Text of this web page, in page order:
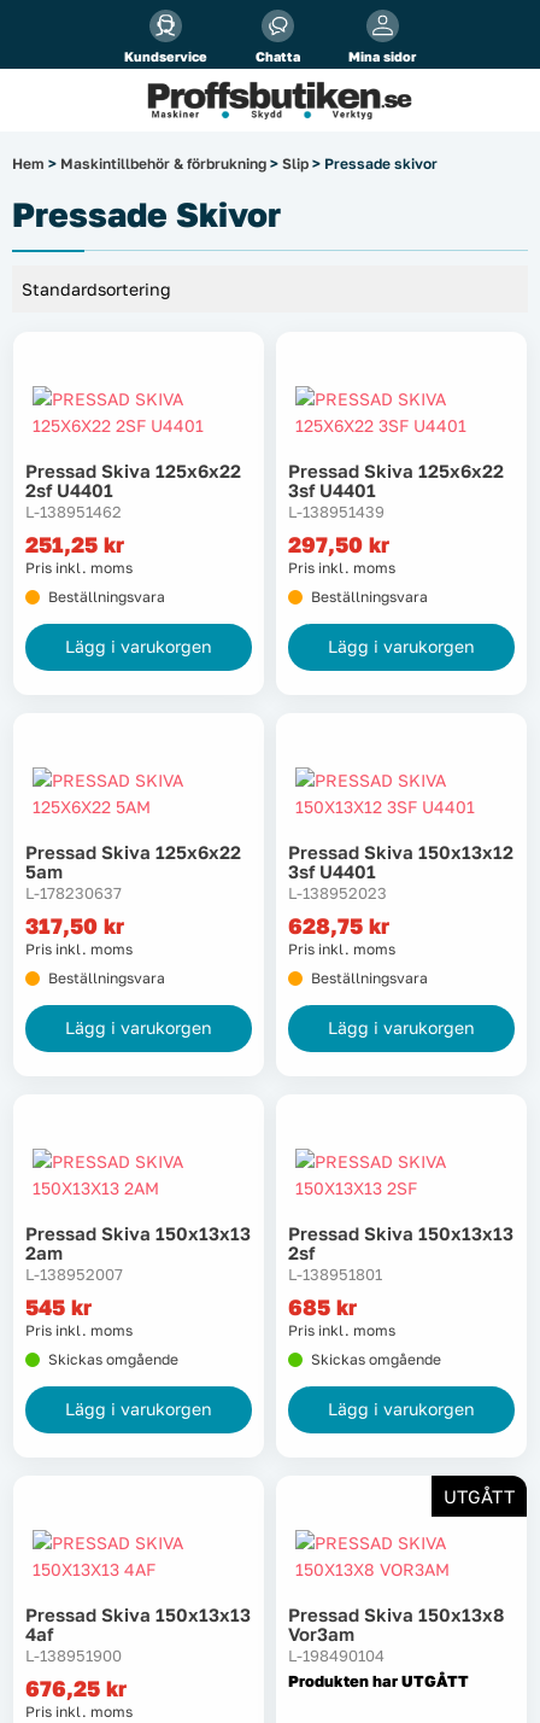
Kundservice Chatta Mina sidor
Alla priser visasinkl. moms!
Företag Privat
El & belysning
Laserinstrument
Lyft, transport & materialhantering
Maskiner
Oljor & kem
Outlet
Skydd & kläder
Svets
Tryckluft
Verktyg
Värme, VVS & inomhusklimat
Hem Kampanjer
Videoklipp
Om oss Kontakta oss
Hem > Maskintillbehör & förbrukning > Slip > Pressade skivor
Pressade Skivor
Pressad Skiva 125x6x22
2sf U4401
L-138951462
251,25 kr
Pris inkl. moms
Beställningsvara
Lägg i varukorgen
Pressad Skiva 125x6x22
3sf U4401
L-138951439
297,50 kr
Pris inkl. moms
Beställningsvara
Lägg i varukorgen
Pressad Skiva 125x6x22
5am
L-178230637
317,50 kr
Pris inkl. moms
Beställningsvara
Lägg i varukorgen
Pressad Skiva 150x13x12
3sf U4401
L-138952023
628,75 kr
Pris inkl. moms
Beställningsvara
Lägg i varukorgen
Pressad Skiva 150x13x13
2am
L-138952007
545 kr
Pris inkl. moms
Skickas omgående
Lägg i varukorgen
Pressad Skiva 150x13x13
2sf
L-138951801
685 kr
Pris inkl. moms
Skickas omgående
Lägg i varukorgen
Pressad Skiva 150x13x13
4af
L-138951900
676,25 kr
Pris inkl. moms
UTGÅTT
Pressad Skiva 150x13x8
Vor3am
L-198490104
Produkten har UTGÅTT